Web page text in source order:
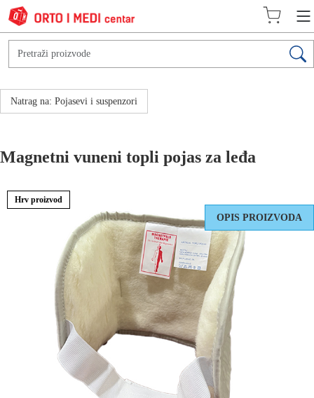
Natrag na: Pojasevi i suspenzori
Magnetni vuneni topli pojas za leđa
Hrv proizvod
OPIS PROIZVODA